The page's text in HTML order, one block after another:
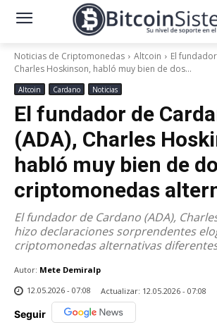
Noticias de Criptomonedas Altcoin
El
Charles Hoskinson, habló muy bien de dos...
Altcoin Cardano Noticias
El fundador de
(ADA), Charles
habló muy bien de
criptomonedas
El fundador de Cardano (ADA),
hizo declaraciones sorprendentes
criptomonedas alternativas
Autor: Mete Demiralp
12.05.2026 - 07:08
Actualizar: 12.05.2026 - 07:08
Seguir